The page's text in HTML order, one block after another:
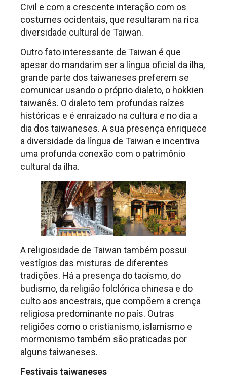
Civil e com a crescente interação com os
costumes ocidentais, que resultaram na rica
diversidade cultural de Taiwan.
Outro fato interessante de Taiwan é que
apesar do mandarim ser a língua oficial da ilha,
grande parte dos taiwaneses preferem se
comunicar usando o próprio dialeto, o hokkien
taiwanês. O dialeto tem profundas raízes
históricas e é enraizado na cultura e no dia a
dia dos taiwaneses. A sua presença enriquece
a diversidade da língua de Taiwan e incentiva
uma profunda conexão com o patrimônio
cultural da ilha.
A religiosidade de Taiwan também possui
vestígios das misturas de diferentes
tradições. Há a presença do taoísmo, do
budismo, da religião folclórica chinesa e do
culto aos ancestrais, que compõem a crença
religiosa predominante no país. Outras
religiões como o cristianismo, islamismo e
mormonismo também são praticadas por
alguns taiwaneses.
Festivais taiwaneses